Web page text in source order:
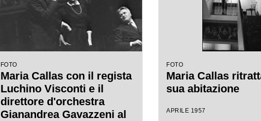
FOTO
Maria Callas con il regista
Luchino Visconti e il
direttore d'orchestra
Gianandrea Gavazzeni al
FOTO
Maria Callas
sua abitazione
APRILE 1957